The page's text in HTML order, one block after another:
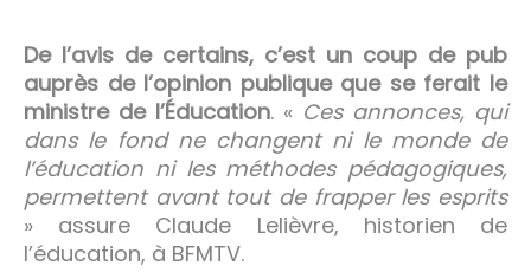
De l’avis de certains, c’est un coup de pub
auprès de l’opinion publique que se ferait le
ministre de l’Éducation. « Ces annonces, qui
dans le fond ne changent ni le monde de
l’éducation ni les méthodes pédagogiques,
permettent avant tout de frapper les esprits
» assure Claude Lelièvre, historien de
l’éducation, à BFMTV.